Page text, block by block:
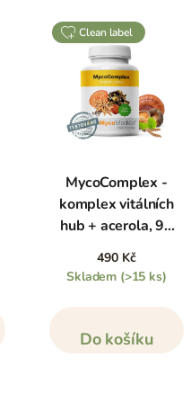
clean label
MycoComplex -
komplex vitálních
hub + acerola, 90
kapslí
490 Kč
Skladem (>15 ks)
Do košíku